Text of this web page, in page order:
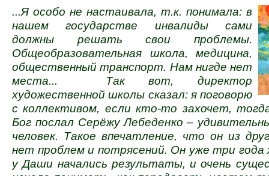
...Я особо не настаивала, т.к. понимала: в
нашем государстве инвалиды сами
должны решать свои проблемы.
Общеобразовательная школа, медицина,
общественный транспорт. Нам нигде нет
места... Так вот, директор
художественной школы сказал: я поговорю
с коллективом, если кто-то захочет,
Бог послал Серёжу Лебеденко –
человек. Такое впечатление, что он из
нет проблем и потрясений. Он уже три года
у Даши начались результаты, и очень